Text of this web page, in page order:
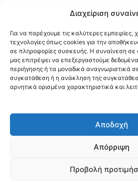
Διαχείριση
Για να παρέχουμε τις καλύτερες εμπειρίες,
τεχνολογίες όπως cookies για την
σε πληροφορίες συσκευής. Η συναίνεση σε
μας επιτρέψει να επεξεργαστούμε
περιήγησης ή τα μοναδικά αναγνωριστικά
συγκατάθεση ή η ανάκληση της
αρνητικά ορισμένα χαρακτηριστικά και
Αποδοχή
Απόρριψη
Προβολή
αποφάσεων
26 Ιανουαρίου,
Δημοπρατήσεις Έργων,
Προμηθειών RRF,
@2026 3ype.gr All rights
Πολιτική Προστασίας
Θεσσαλονίκη, ΕλλάδαΤηλ:
00006 Website Visits: